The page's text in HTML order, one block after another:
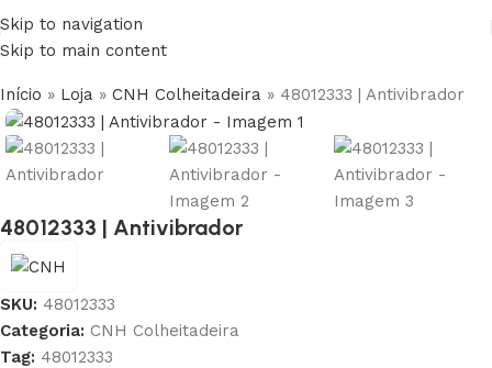
Skip to navigation
Skip to main content
Início » Loja » CNH Colheitadeira » 48012333 | Antivibrador
48012333 | Antivibrador
SKU: 48012333
Categoria: CNH Colheitadeira
Tag: 48012333